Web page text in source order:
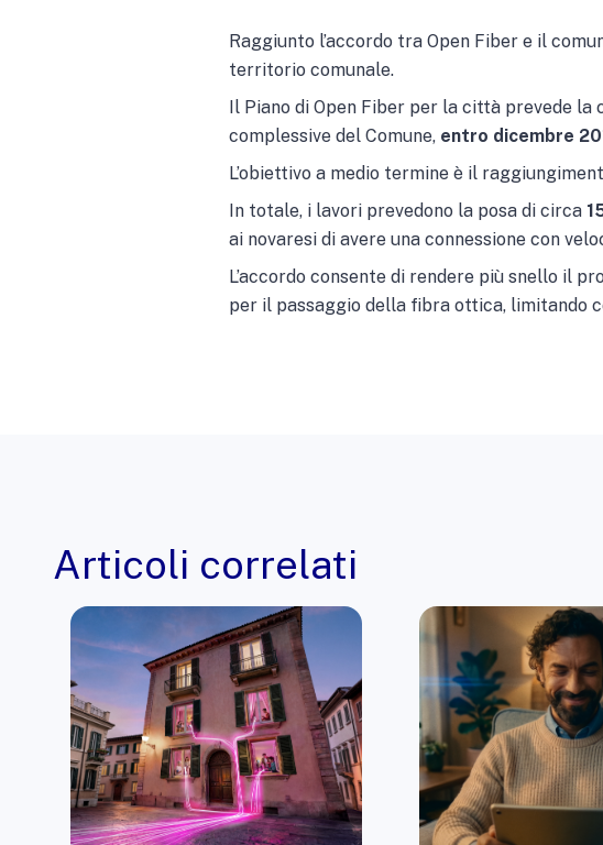
Raggiunto l’accordo tra Open Fiber e il
territorio comunale.
Il Piano di Open Fiber per la città prevede la
complessive del Comune, entro dicembre
L’obiettivo a medio termine è il
In totale, i lavori prevedono la posa di circa
ai novaresi di avere una connessione con
L’accordo consente di rendere più snello il
per il passaggio della fibra ottica, limitando
Articoli correlati